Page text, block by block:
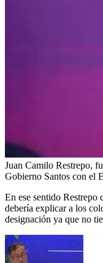
Juan Camilo Restrepo,
Gobierno Santos con el
En ese sentido Restrepo
debería explicar a los
designación ya que no